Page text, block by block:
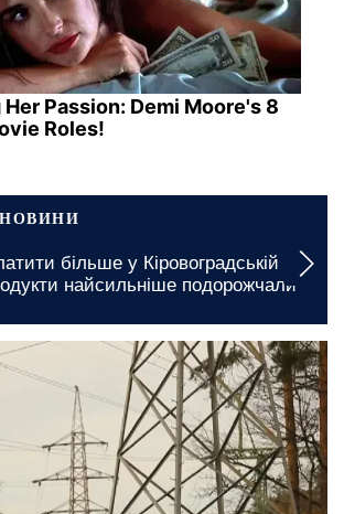
Passion: Demi Moore's 8
Roles!
більше у Кіровоградській
найсильніше подорожчали